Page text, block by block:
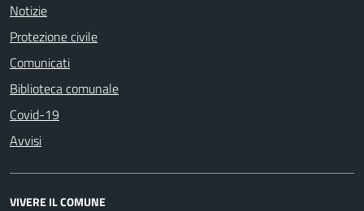
Notizie
Protezione civile
Comunicati
Biblioteca comunale
Covid-19
Avvisi
VIVERE IL COMUNE